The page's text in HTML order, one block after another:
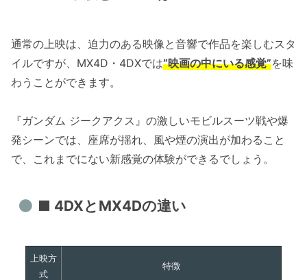
通常の上映は、迫力のある映像と音響で作品を楽しむスタ
イルですが、MX4D・4DXでは“映画の中にいる感覚”を味
わうことができます。
『ガンダム ジークアクス』の激しいモビルスーツ戦や爆
発シーンでは、座席が揺れ、風や煙の演出が加わること
で、これまでにない新感覚の体験ができるでしょう。
■ 4DXとMX4Dの違い
上映方
式
特徴